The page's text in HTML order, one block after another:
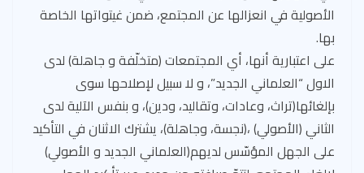
الأصولية في انعزالها عن المجتمع، ضمن غيتواتها الخاصة
بها.
على اعتبارية أنها، أي المجتمعات (متخلّفة و جاهلة) لدى
الاول “العلماني الجديد”، و لا سبيل لإصلاحها سوى
بإلغائها(تراث، وعادات، وتقاليد، ودين)، و بنفس الآلية لدى
الثاني (الأصولي) ،(نجسة، وجاهلة)، يشترك الاثنان في التأكيد
على الجهل المؤسّس لديهم(العلماني الجديد و الأصولي)